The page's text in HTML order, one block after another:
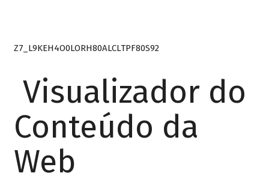
Z7_L9KEH4O0LORH80ALCLTPF80S92
Visualizador do
Conteúdo da
Web